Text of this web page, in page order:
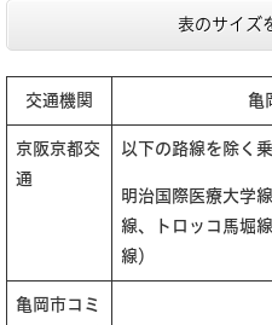
表のサイズ
交通機関 亀
京阪京都交
通
以下の路線を除く
明治国際医療大学
線、トロッコ馬堀
線）
亀岡市コミ